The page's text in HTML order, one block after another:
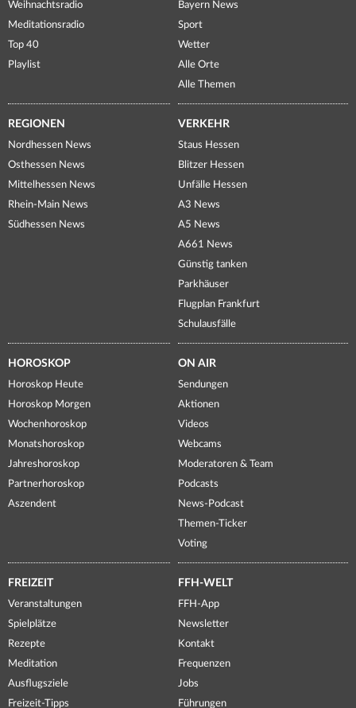
Weihnachtsradio
Meditationsradio
Top 40
Playlist
Bayern News
Sport
Wetter
Alle Orte
Alle Themen
REGIONEN
Nordhessen News
Osthessen News
Mittelhessen News
Rhein-Main News
Südhessen News
VERKEHR
Staus Hessen
Blitzer Hessen
Unfälle Hessen
A3 News
A5 News
A661 News
Günstig tanken
Parkhäuser
Flugplan Frankfurt
Schulausfälle
HOROSKOP
Horoskop Heute
Horoskop Morgen
Wochenhoroskop
Monatshoroskop
Jahreshoroskop
Partnerhoroskop
Aszendent
ON AIR
Sendungen
Aktionen
Videos
Webcams
Moderatoren & Team
Podcasts
News-Podcast
Themen-Ticker
Voting
FREIZEIT
Veranstaltungen
Spielplätze
Rezepte
Meditation
Ausflugsziele
Freizeit-Tipps
FFH-WELT
FFH-App
Newsletter
Kontakt
Frequenzen
Jobs
Führungen